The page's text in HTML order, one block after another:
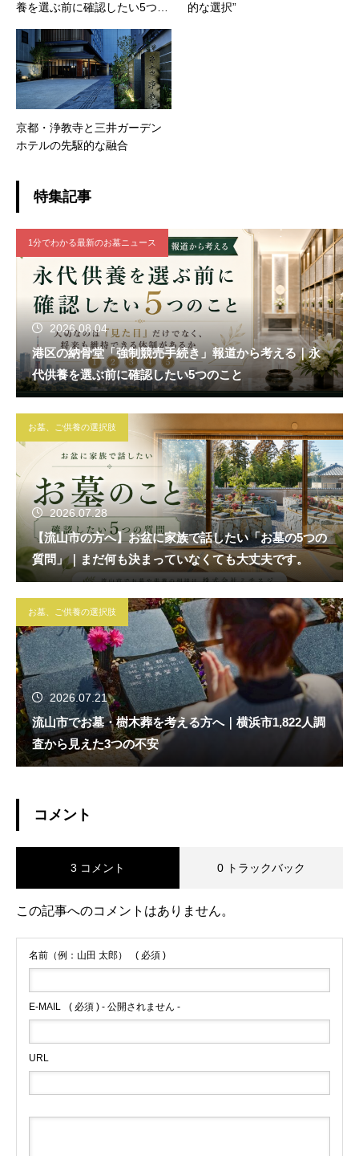
養を選ぶ前に確認したい5つの
的な選択”
京都・浄教寺と三井ガーデン
ホテルの先駆的な融合
特集記事
1分でわかる最新のお墓ニュース
2026.08.04
港区の納骨堂「強制競売手続き」報道から考える｜永
代供養を選ぶ前に確認したい5つのこと
お墓、ご供養の選択肢
2026.07.28
【流山市の方へ】お盆に家族で話したい「お墓の5つの
質問」｜まだ何も決まっていなくても大丈夫です。
お墓、ご供養の選択肢
2026.07.21
流山市でお墓・樹木葬を考える方へ｜横浜市1,822人調
査から見えた3つの不安
コメント
3 コメント 0 トラックバック
この記事へのコメントはありません。
名前（例：山田 太郎） ( 必須 )
E-MAIL ( 必須 ) - 公開されません -
URL